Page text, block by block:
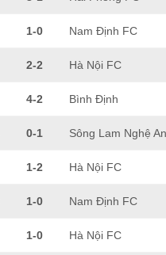
1-0 Nam Định FC
2-2 Hà Nội FC
4-2 Bình Định
0-1 Sông Lam Nghệ An
1-2 Hà Nội FC
1-0 Nam Định FC
1-0 Hà Nội FC